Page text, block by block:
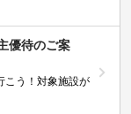
優待のご案
こう！対象施設が